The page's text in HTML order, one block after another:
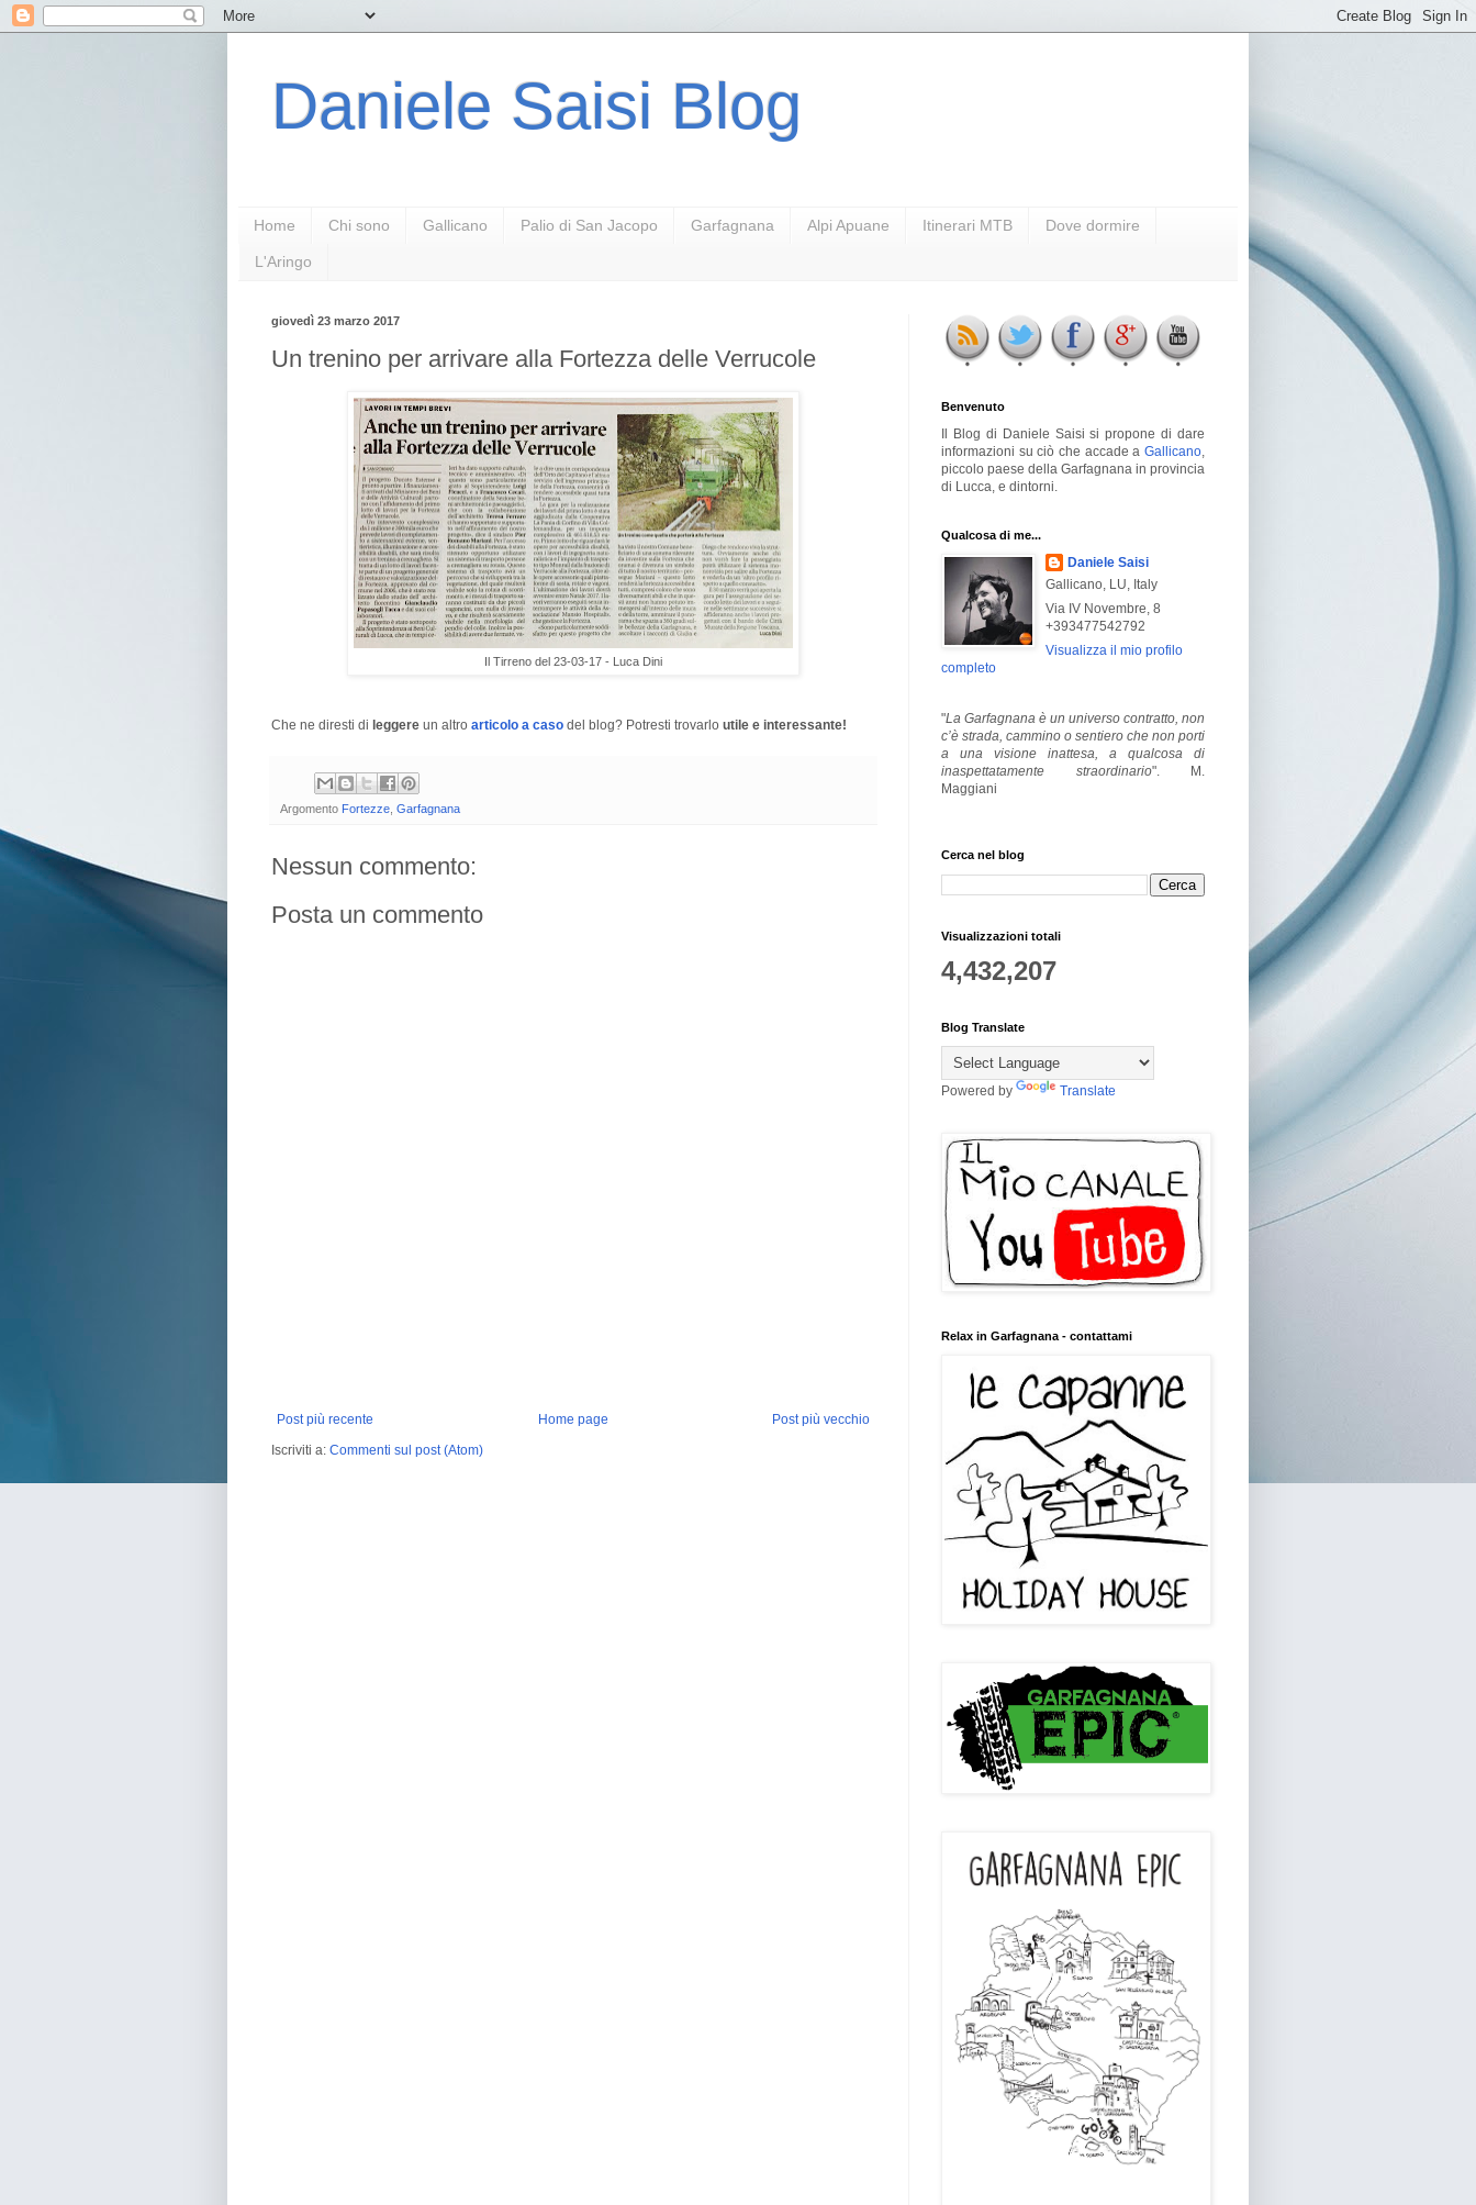
Daniele Saisi Blog
Home Chi sono Gallicano Palio di San Jacopo Garfagnana Alpi Apuane Itinerari MTB Dove dormire
L'Aringo
giovedì 23 marzo 2017
Un trenino per arrivare alla Fortezza delle Verrucole
Il Tirreno del 23-03-17 - Luca Dini
Che ne diresti di leggere un altro articolo a caso del blog? Potresti trovarlo utile e interessante!
Argomento Fortezze Garfagnana
Nessun commento:
Posta un commento
Post più recente Post più vecchio
Home page
Iscriviti a: Commenti sul post (Atom)
Benvenuto
Il Blog di Daniele Saisi si propone di dare
informazioni su ciò che accade a Gallicano
piccolo paese della Garfagnana in provincia
di Lucca, e dintorni.
Qualcosa di me...
Daniele Saisi
Gallicano, LU, Italy
Via IV Novembre, 8
+393477542792
Visualizza il mio profilo
completo
"La Garfagnana è un universo contratto, non
c’è strada, cammino o sentiero che non porti
a una visione inattesa, a qualcosa di
inaspettatamente straordinario". M.
Maggiani
Cerca nel blog
Visualizzazioni totali
4,432,207
Blog Translate
Powered by Translate
Relax in Garfagnana - contattami